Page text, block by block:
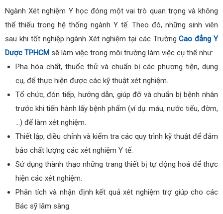
Ngành Xét nghiệm Y học đóng một vai trò quan trọng và không
thể thiếu trong hệ thống ngành Y tế. Theo đó, những sinh viên
sau khi tốt nghiệp ngành Xét nghiệm tại các TrườngCao đẳng Y
Dược TPHCM sẽ làm việc trong môi trường làm việc cụ thể như:
Pha hóa chất, thuốc thử và chuẩn bị các phương tiện, dụng
cụ, để thực hiện được các kỹ thuật xét nghiệm.
Tổ chức, đón tiếp, hướng dẫn, giúp đỡ và chuẩn bị bệnh nhân
trước khi tiến hành lấy bệnh phẩm (ví dụ: máu, nước tiểu, đờm,
…) để làm xét nghiệm.
Thiết lập, điều chỉnh và kiểm tra các quy trình kỹ thuật để đảm
bảo chất lượng các xét nghiệm Y tế.
Sử dụng thành thạo những trang thiết bị tự động hoá để thực
hiện các xét nghiệm.
Phân tích và nhận định kết quả xét nghiệm trợ giúp cho các
Bác sỹ lâm sàng.